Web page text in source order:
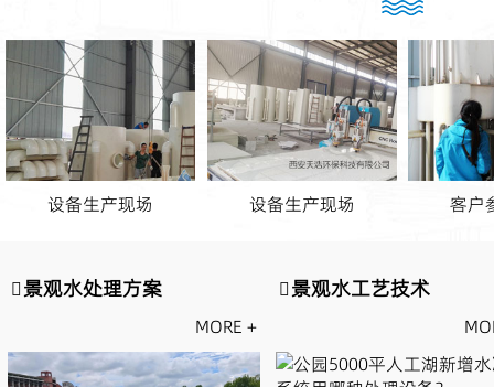
设备生产现场 设备生产现场 客户
景观水处理方案
MORE +
景观水工艺技术